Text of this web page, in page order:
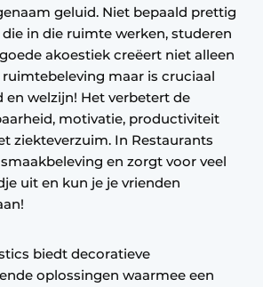
geluid. Niet bepaald prettig
in die ruimte werken, studeren
akoestiek creëert niet alleen
maar is cruciaal
en welzijn! Het verbetert de
motivatie, productiviteit
ziekteverzuim. In Restaurants
en zorgt voor veel
uit en kun je je vrienden
biedt decoratieve
oplossingen waarmee een